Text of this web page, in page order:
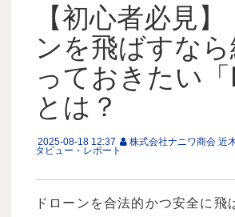
【初心者必見
ンを飛ばすな
っておきたい「
とは？
2025-08-18 12:37 株式会社ナニワ商会 近
タビュー・レポート
ドローンを合法的かつ安全に飛